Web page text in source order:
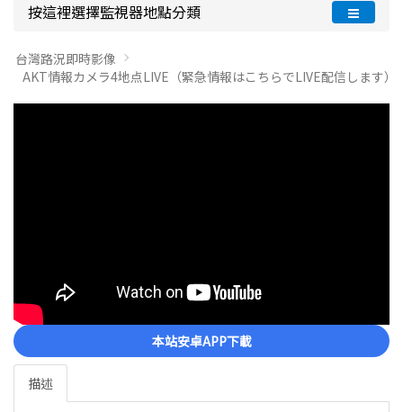
按這裡選擇監視器地點分類
台灣路況即時影像
AKT情報カメラ4地点LIVE（緊急情報はこちらでLIVE配信します）
本站安卓APP下載
描述